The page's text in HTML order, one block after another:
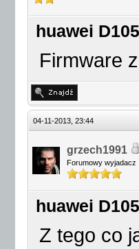
huawei
Firmware
04-11-2013, 23:44
grzech1991
Forumowy wyjadacz
huawei
Z tego co